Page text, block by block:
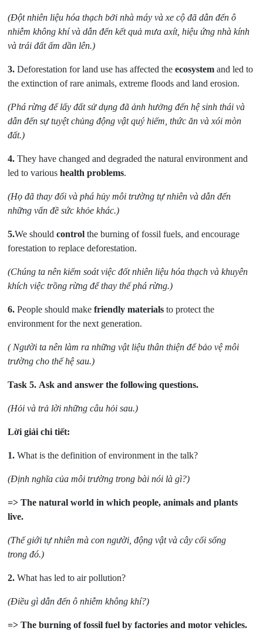
(Đột nhiên liệu hóa thạch bởi nhà máy và xe cộ đã dẫn đến ô
nhiễm không khí và dẫn đến kết quả mưa axít, hiệu ứng nhà kính
và trái đất ấm dần lên.)
3.Deforestation for land use has affected theecosystem and led to
the extinction of rare animals, extreme floods and land erosion.
(Phá rừng để lấy đất sử dụng đã ảnh hưởng đến hệ sinh thái và
dẫn đến sự tuyệt chủng động vật quý hiếm, thức ăn và xói mòn
đất.)
4.They have changed and degraded the natural environment and
led to varioushealth problems.
(Họ đã thay đổi và phá hủy môi trường tự nhiên và dẫn đến
những vấn đề sức khỏe khác.)
5.We shouldcontrol the burning of fossil fuels, and encourage
forestation to replace deforestation.
(Chúng ta nên kiểm soát việc đốt nhiên liệu hóa thạch và khuyên
khích việc trồng rừng để thay thế phá rừng.)
6.People should makefriendly materials to protect the
environment for the next generation.
( Người ta nên làm ra những vật liệu thân thiện để bảo vệ môi
trường cho thế hệ sau.)
Task 5. Ask and answer the following questions.
(Hỏi và trả lời những câu hỏi sau.)
Lời giải chi tiết:
1. What is the definition of environment in the talk?
(Định nghĩa của môi trường trong bài nói là gì?)
=> The natural world in which people, animals and plants
live.
(Thế giới tự nhiên mà con người, động vật và cây cối sống
trongđó.)
2. What has led to air pollution?
(Điều gì dẫn đến ô nhiễm không khí?)
=> The burning of fossil fuel by factories and motor vehicles.